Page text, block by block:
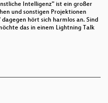
Intelligenz" ist ein großer
und sonstigen Projektionen
hört sich harmlos an. Sind
das in einem Lightning Talk